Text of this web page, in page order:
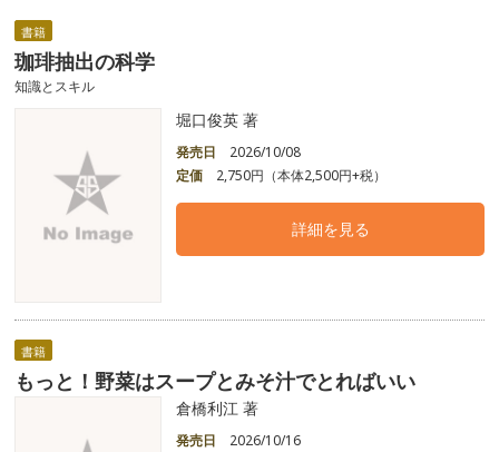
書籍
珈琲抽出の科学
知識とスキル
堀口俊英 著
発売日
2026/10/08
定価
2,750円（本体2,500円+税）
詳細を見る
書籍
もっと！野菜はスープとみそ汁でとればいい
倉橋利江 著
発売日
2026/10/16